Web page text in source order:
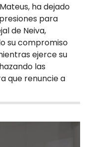
ha dejado
para
de Neiva,
su compromiso
ejerce su
las
que renuncie a